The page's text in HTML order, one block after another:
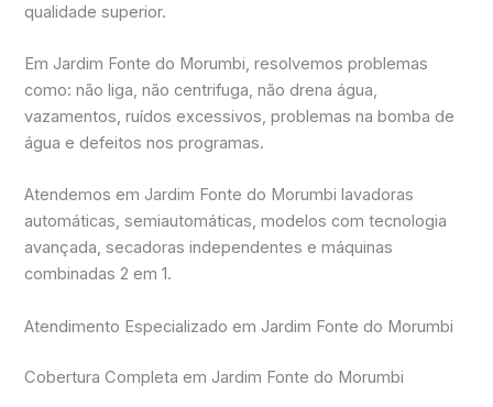
qualidade superior.
Em Jardim Fonte do Morumbi, resolvemos problemas
como: não liga, não centrifuga, não drena água,
vazamentos, ruídos excessivos, problemas na bomba de
água e defeitos nos programas.
Atendemos em Jardim Fonte do Morumbi lavadoras
automáticas, semiautomáticas, modelos com tecnologia
avançada, secadoras independentes e máquinas
combinadas 2 em 1.
Atendimento Especializado em Jardim Fonte do Morumbi
Cobertura Completa em Jardim Fonte do Morumbi